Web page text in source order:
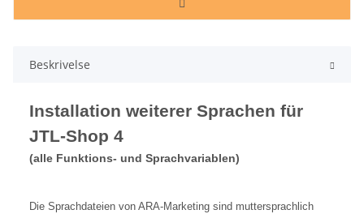
Beskrivelse
Installation weiterer Sprachen für
JTL-Shop 4
(alle Funktions- und Sprachvariablen)
Die Sprachdateien von ARA-Marketing sind muttersprachlich